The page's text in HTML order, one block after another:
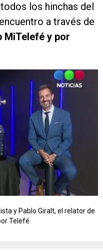
los hinchas del
a través de
MiTelefé y por
y Pablo Giralt, el relator de
Telefé.